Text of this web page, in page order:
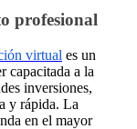
profesional
virtual es un
capacitada a la
inversiones,
y rápida. La
en el mayor